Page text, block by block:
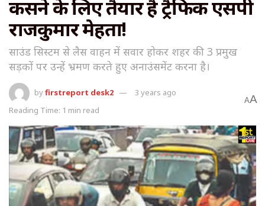
कसने के लिए तैयार है ट्रैफिक एसपी
राजकुमार मेहता!
साउंड सिस्टम से लैस वाहन में सवार हाेकर शहर की 3 प्रमुख
सड़काें पर उन्हें भ्रमण करते हुए अनाउंसमेंट करना है।
byfirstreport desk2
3 years ago
Reading Time: 1 min read
AA